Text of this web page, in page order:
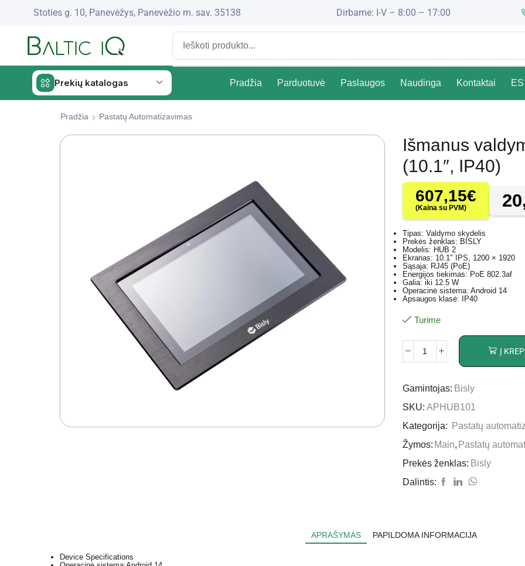
Stoties g. 10, Panevėžys, Panevėžio m. sav. 35138 Dirbame: I-V – 8:00 – 17:00
Prekių katalogas Pradžia Parduotuvė Paslaugos Naudinga Kontaktai
Pradžia Pastatų Automatizavimas
Išmanus
(10.1″, IP40)
607,15€
(Kaina su PVM)
Tipas: Valdymo skydelis
Prekės ženklas: BISLY
Modelis: HUB 2
Ekranas: 10.1″ IPS, 1200 × 1920
Sąsaja: RJ45 (PoE)
Energijos tiekimas: PoE 802.3af
Galia: iki 12.5 W
Operacinė sistema: Android 14
Apsaugos klasė: IP40
Turime
Į
Gamintojas: Bisly
SKU: APHUB101
Kategorija:
Pastatų
Žymos: Main, Pastatų
Prekės ženklas: Bisly
Dalintis:
APRAŠYMAS PAPILDOMA INFORMACIJA
Device Specifications